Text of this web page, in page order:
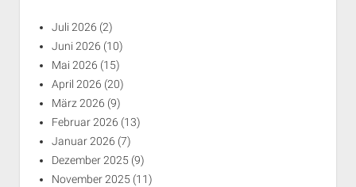
Juli 2026 (2)
Juni 2026 (10)
Mai 2026 (15)
April 2026 (20)
März 2026 (9)
Februar 2026 (13)
Januar 2026 (7)
Dezember 2025 (9)
November 2025 (11)